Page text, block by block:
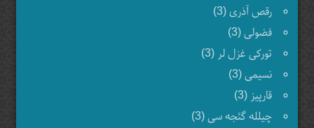
رقص آذری (3)
فضولی (3)
تورکی غزل لر (3)
نسیمی (3)
قارپیز (3)
چیلله گئجه سی (3)